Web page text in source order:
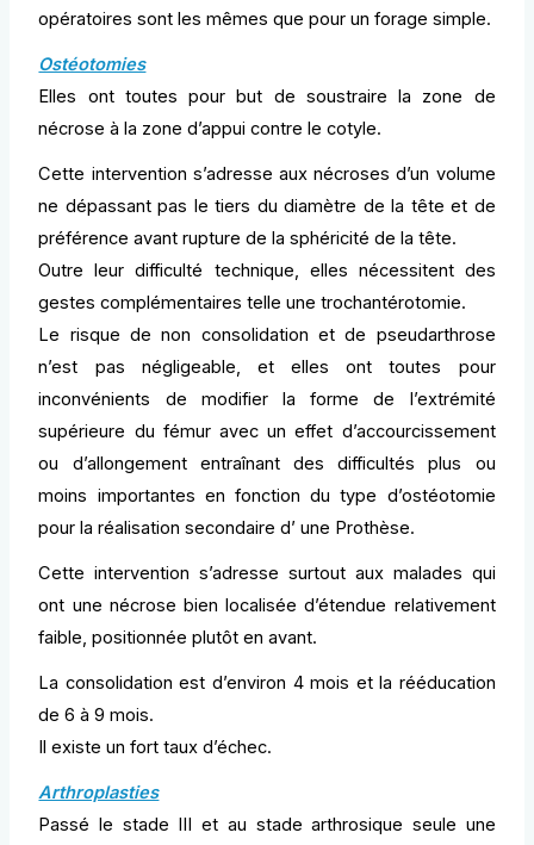
opératoires sont les mêmes que pour un forage simple.
Ostéotomies
Elles ont toutes pour but de soustraire la zone de
nécrose à la zone d’appui contre le cotyle.
Cette intervention s’adresse aux nécroses d’un volume
ne dépassant pas le tiers du diamètre de la tête et de
préférence avant rupture de la sphéricité de la tête.
Outre leur difficulté technique, elles nécessitent des
gestes complémentaires telle une trochantérotomie.
Le risque de non consolidation et de pseudarthrose
n’est pas négligeable, et elles ont toutes pour
inconvénients de modifier la forme de l’extrémité
supérieure du fémur avec un effet d’accourcissement
ou d’allongement entraînant des difficultés plus ou
moins importantes en fonction du type d’ostéotomie
pour la réalisation secondaire d’ une Prothèse.
Cette intervention s’adresse surtout aux malades qui
ont une nécrose bien localisée d’étendue relativement
faible, positionnée plutôt en avant.
La consolidation est d’environ 4 mois et la rééducation
de 6 à 9 mois.
Il existe un fort taux d’échec.
Arthroplasties
Passé le stade III et au stade arthrosique seule une